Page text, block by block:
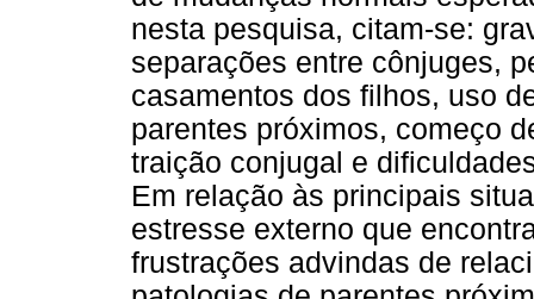
nesta pesquisa, citam-se:
separações entre cônjuges,
casamentos dos filhos, uso
parentes próximos, começo
traição conjugal e
Em relação às principais
estresse externo que
frustrações advindas de